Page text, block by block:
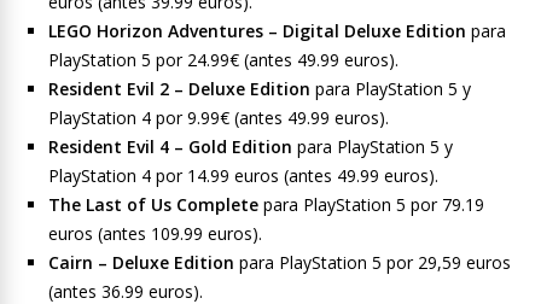
LEGO Horizon Adventures – Digital Deluxe Edition para
PlayStation 5 por 24.99€ (antes 49.99 euros).
Resident Evil 2 – Deluxe Edition para PlayStation 5 y
PlayStation 4 por 9.99€ (antes 49.99 euros).
Resident Evil 4 – Gold Edition para PlayStation 5 y
PlayStation 4 por 14.99 euros (antes 49.99 euros).
The Last of Us Complete para PlayStation 5 por 79.19
euros (antes 109.99 euros).
Cairn – Deluxe Edition para PlayStation 5 por 29,59 euros
(antes 36.99 euros).